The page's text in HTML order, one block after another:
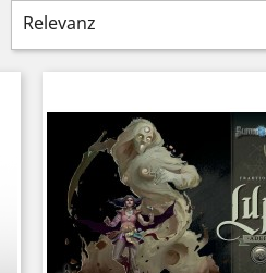
Relevanz